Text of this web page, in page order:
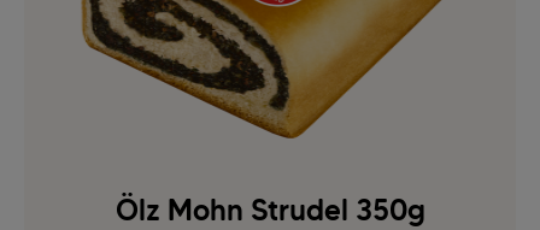
Ölz Mohn Strudel 350g